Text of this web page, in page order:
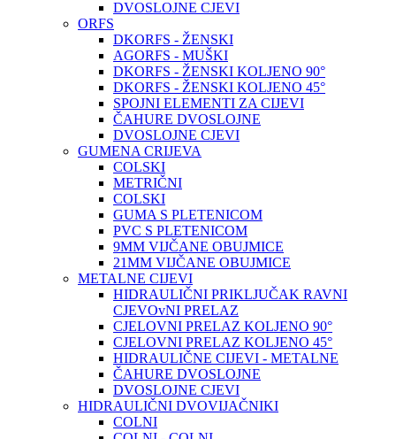
DVOSLOJNE CJEVI
ORFS
DKORFS - ŽENSKI
AGORFS - MUŠKI
DKORFS - ŽENSKI KOLJENO 90°
DKORFS - ŽENSKI KOLJENO 45°
SPOJNI ELEMENTI ZA CIJEVI
ČAHURE DVOSLOJNE
DVOSLOJNE CJEVI
GUMENA CRIJEVA
COLSKI
METRIČNI
COLSKI
GUMA S PLETENICOM
PVC S PLETENICOM
9MM VIJČANE OBUJMICE
21MM VIJČANE OBUJMICE
METALNE CIJEVI
HIDRAULIČNI PRIKLJUČAK RAVNI
CJEVOvNI PRELAZ
CJELOVNI PRELAZ KOLJENO 90°
CJELOVNI PRELAZ KOLJENO 45°
HIDRAULIČNE CIJEVI - METALNE
ČAHURE DVOSLOJNE
DVOSLOJNE CJEVI
HIDRAULIČNI DVOVIJAČNIKI
COLNI